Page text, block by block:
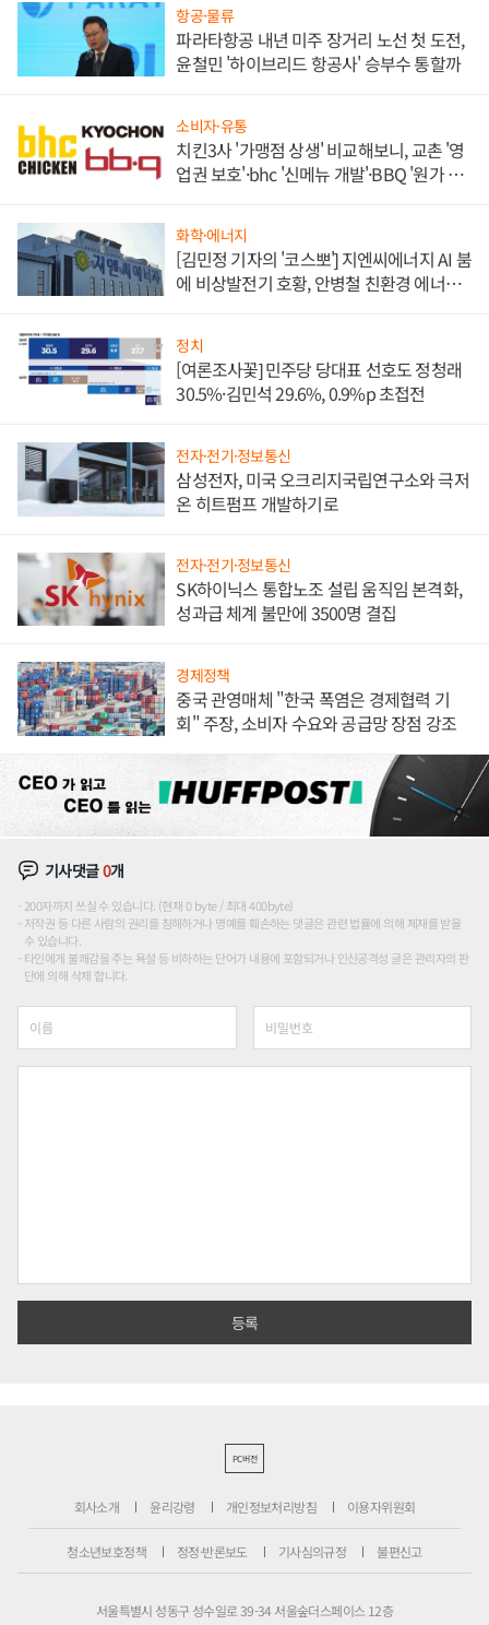
항공·물류
파라타항공 내년 미주 장거리 노선 첫 도전,
윤철민 '하이브리드 항공사' 승부수 통할까
소비자·유통
치킨3사 '가맹점 상생' 비교해보니, 교촌 '영
업권 보호'·bhc '신메뉴 개발'·BBQ '원가 부
화학·에너지
[김민정 기자의 '코스뽀'] 지엔씨에너지 AI 붐
에 비상발전기 호황, 안병철 친환경 에너지
정치
[여론조사꽃] 민주당 당대표 선호도 정청래
30.5%·김민석 29.6%, 0.9%p 초접전
전자·전기·정보통신
삼성전자, 미국 오크리지국립연구소와 극저
온 히트펌프 개발하기로
전자·전기·정보통신
SK하이닉스 통합노조 설립 움직임 본격화,
성과급 체계 불만에 3500명 결집
경제정책
중국 관영매체 "한국 폭염은 경제협력 기
회" 주장, 소비자 수요와 공급망 장점 강조
기사댓글0개
200자까지 쓰실 수 있습니다. (현재 0 byte / 최대 400byte)
저작권 등 다른 사람의 권리를 침해하거나 명예를 훼손하는 댓글은 관련 법률에 의해 제재를 받을
수 있습니다.
타인에게 불쾌감을 주는 욕설 등 비하하는 단어가 내용에 포함되거나 인신공격성 글은 관리자의 판
단에 의해 삭제 합니다.
PC버전
회사소개 윤리강령 개인정보처리방침 이용자위원회
청소년보호정책 정정·반론보도 기사심의규정 불편신고
서울특별시 성동구 성수일로 39-34 서울숲더스페이스 12층